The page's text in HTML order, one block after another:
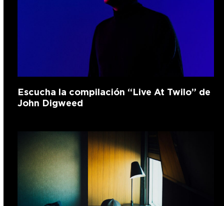
Escucha la compilación “Live At Twilo” de
John Digweed